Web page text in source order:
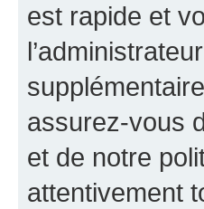
est rapide et
assurez-vous
et de notre
attentivement